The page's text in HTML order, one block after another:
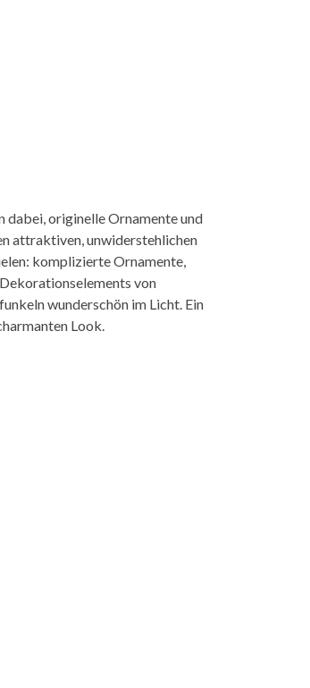
originelle Ornamente und
attraktiven, unwiderstehlichen
komplizierte Ornamente,
von
wunderschön im Licht. Ein
Look.